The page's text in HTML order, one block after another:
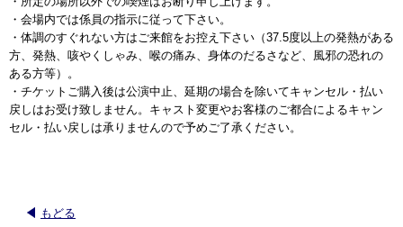
・会場内では係員の指示に従って下さい。
・体調のすぐれない方はご来館をお控え下さい（37.5度以上の発熱がある
方、発熱、咳やくしゃみ、喉の痛み、身体のだるさなど、風邪の恐れの
ある方等）。
・チケットご購入後は公演中止、延期の場合を除いてキャンセル・払い
戻しはお受け致しません。キャスト変更やお客様のご都合によるキャン
セル・払い戻しは承りませんので予めご了承ください。
もどる